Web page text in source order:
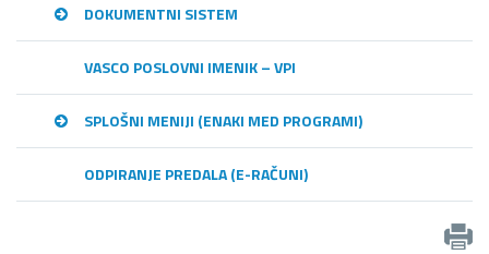
DOKUMENTNI SISTEM
VASCO POSLOVNI IMENIK – VPI
SPLOŠNI MENIJI (ENAKI MED PROGRAMI)
ODPIRANJE PREDALA (E-RAČUNI)